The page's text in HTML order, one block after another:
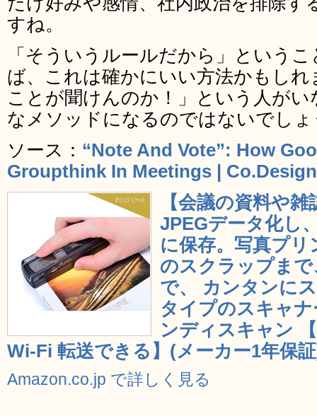
すね。
「そういうルールだから」という
ば、これは確かにいい方法かもし
ことが聞けんのか！」という人が
なメソッドになるのではないでしょ
ソース： “Note And Vote”: How
Groupthink In Meetings |
【会議の資料や
JPEGデータ化し
に保存。写真プリ
のスクラップま
で、 カンタンに
タイプのスキャ
ンディスキャン
Wi-Fi 転送できる】(メーカー1年保
Amazon.co.jp で詳しく見る